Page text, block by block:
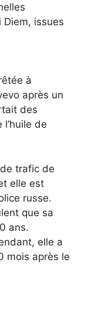
Diem, issues
à
après un
des
de
trafic de
elle est
russe.
que sa
ans.
elle a
mois après le